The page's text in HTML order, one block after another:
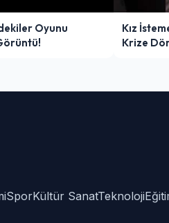
Oyunu
Kız
Krize
SporKültür SanatTeknoloji